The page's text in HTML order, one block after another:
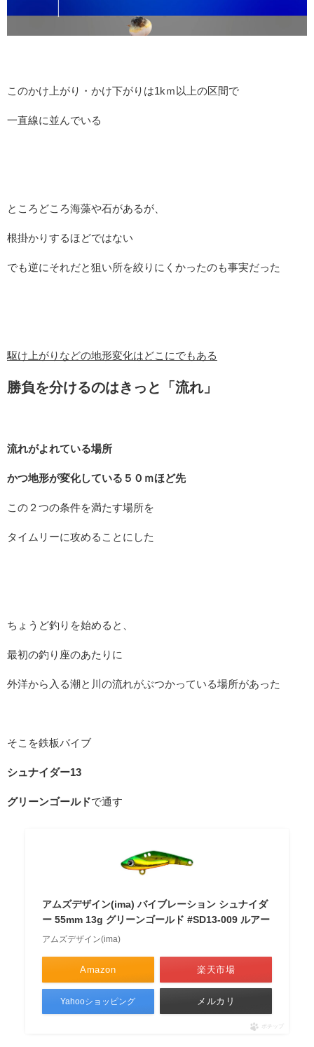
このかけ上がり・かけ下がりは1kｍ以上の区間で
一直線に並んでいる
ところどころ海藻や石があるが、
根掛かりするほどではない
でも逆にそれだと狙い所を絞りにくかったのも事実だった
駆け上がりなどの地形変化はどこにでもある
勝負を分けるのはきっと「流れ」
流れがよれている場所
かつ地形が変化している５０ｍほど先
この２つの条件を満たす場所を
タイムリーに攻めることにした
ちょうど釣りを始めると、
最初の釣り座のあたりに
外洋から入る潮と川の流れがぶつかっている場所があった
そこを鉄板バイブ
シュナイダー13
グリーンゴールドで通す
アムズデザイン(ima) バイブレーション シュナイダ
ー 55mm 13g グリーンゴールド #SD13-009 ルアー
アムズデザイン(ima)
Amazon 楽天市場
Yahooショッピング メルカリ
ポチップ